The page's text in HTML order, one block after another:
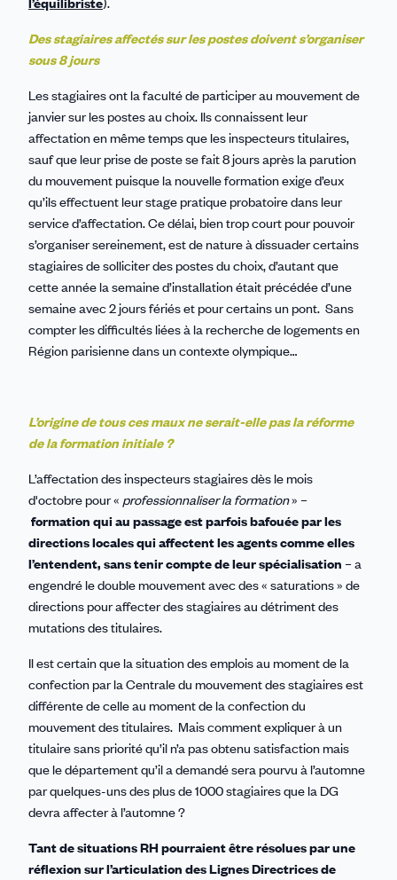
Des stagiaires affectés sur les postes doivent s’organiser
sous 8 jours
Les stagiaires ont la faculté de participer au mouvement de
janvier sur les postes au choix. Ils connaissent leur
affectation en même temps que les inspecteurs titulaires,
sauf que leur prise de poste se fait 8 jours après la parution
du mouvement puisque la nouvelle formation exige d’eux
qu’ils effectuent leur stage pratique probatoire dans leur
service d’affectation. Ce délai, bien trop court pour pouvoir
s’organiser sereinement, est de nature à dissuader certains
stagiaires de solliciter des postes du choix, d’autant que
cette année la semaine d’installation était précédée d’une
semaine avec 2 jours fériés et pour certains un pont. Sans
compter les difficultés liées à la recherche de logements en
Région parisienne dans un contexte olympique…
L’origine de tous ces maux ne serait-elle pas la réforme
de la formation initiale ?
L’affectation des inspecteurs stagiaires dès le mois
d'octobre pour « professionnaliser la formation» –
formation qui au passage est parfois bafouée par les
directions locales qui affectent les agents comme elles
l’entendent, sans tenir compte de leur spécialisation – a
engendré le double mouvement avec des « saturations » de
directions pour affecter des stagiaires au détriment des
mutations des titulaires.
Il est certain que la situation des emplois au moment de la
confection par la Centrale du mouvement des stagiaires est
différente de celle au moment de la confection du
mouvement des titulaires. Mais comment expliquer à un
titulaire sans priorité qu’il n’a pas obtenu satisfaction mais
que le département qu’il a demandé sera pourvu à l’automne
par quelques-uns des plus de 1000 stagiaires que la DG
devra affecter à l’automne ?
Tant de situations RH pourraient être résolues par une
réflexion sur l’articulation des Lignes Directrices de